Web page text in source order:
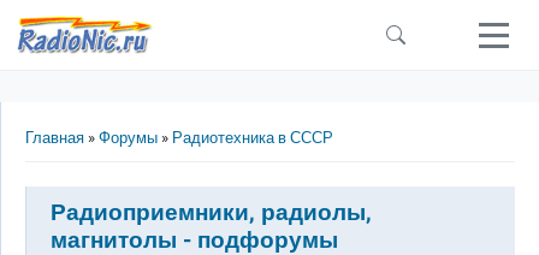
Перейти к основному содержанию
Строка навигации
Главная Форумы Радиотехника в СССР
Радиоприемники, радиолы,
магнитолы - подфорумы